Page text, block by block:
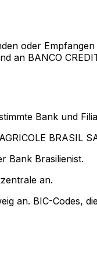
oder
an BANCO
Bank und
BRASIL
Bank Brasilienist.
an.
an. BIC-Codes,